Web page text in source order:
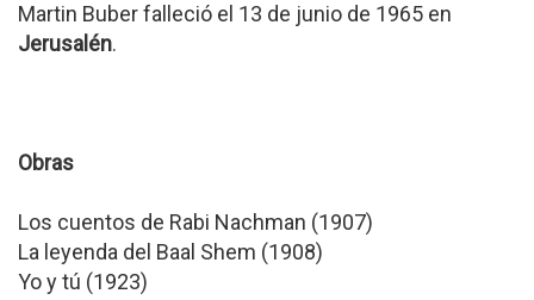
Martin Buber falleció el 13 de junio de 1965 en
Jerusalén.
Obras
Los cuentos de Rabi Nachman (1907)
La leyenda del Baal Shem (1908)
Yo y tú (1923)